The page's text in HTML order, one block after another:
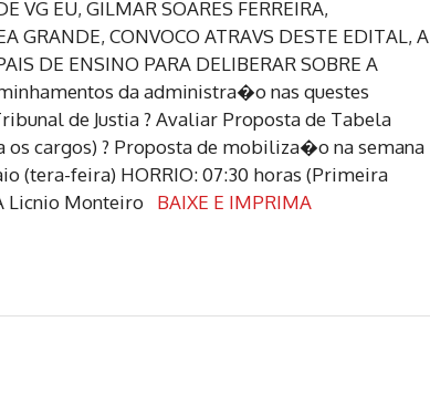
VG EU, GILMAR SOARES FERREIRA,
GRANDE, CONVOCO ATRAVS DESTE EDITAL, A
DE ENSINO PARA DELIBERAR SOBRE A
da administra�o nas questes
de Justia ? Avaliar Proposta de Tabela
cargos) ? Proposta de mobiliza�o na semana
(tera-feira) HORRIO: 07:30 horas (Primeira
Licnio Monteiro BAIXE E IMPRIMA